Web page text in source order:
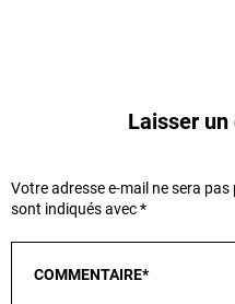
Laisser
Votre adresse e-mail ne sera pas
sont indiqués avec*